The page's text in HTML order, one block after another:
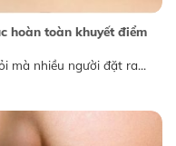
hoàn toàn khuyết điểm
mà nhiều người đặt ra...